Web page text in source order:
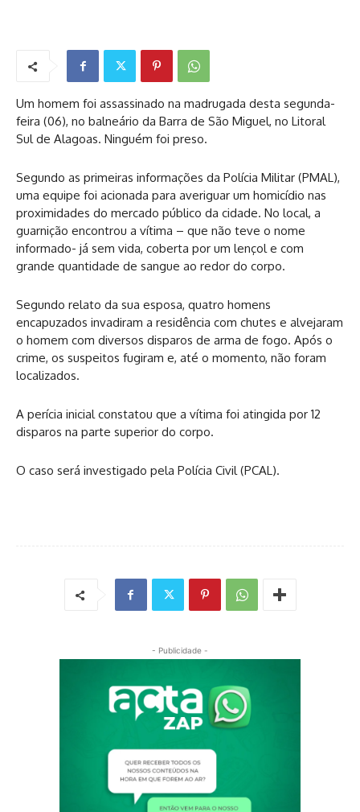
Um homem foi assassinado na madrugada desta segunda-
feira (06), no balneário da Barra de São Miguel, no Litoral
Sul de Alagoas. Ninguém foi preso.
Segundo as primeiras informações da Polícia Militar (PMAL),
uma equipe foi acionada para averiguar um homicídio nas
proximidades do mercado público da cidade. No local, a
guarnição encontrou a vítima – que não teve o nome
informado- já sem vida, coberta por um lençol e com
grande quantidade de sangue ao redor do corpo.
Segundo relato da sua esposa, quatro homens
encapuzados invadiram a residência com chutes e alvejaram
o homem com diversos disparos de arma de fogo. Após o
crime, os suspeitos fugiram e, até o momento, não foram
localizados.
A perícia inicial constatou que a vítima foi atingida por 12
disparos na parte superior do corpo.
O caso será investigado pela Polícia Civil (PCAL).
- Publicidade -